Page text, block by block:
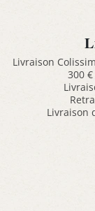
Livraison
300
Livraison